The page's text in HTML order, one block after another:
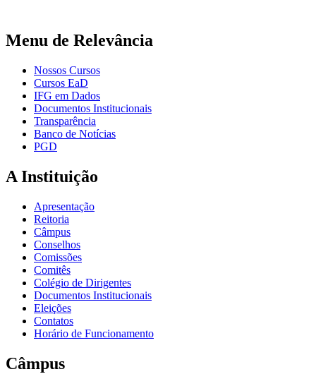
Menu de Relevância
Nossos Cursos
Cursos EaD
IFG em Dados
Documentos Institucionais
Transparência
Banco de Notícias
PGD
A Instituição
Apresentação
Reitoria
Câmpus
Conselhos
Comissões
Comitês
Colégio de Dirigentes
Documentos Institucionais
Eleições
Contatos
Horário de Funcionamento
Câmpus